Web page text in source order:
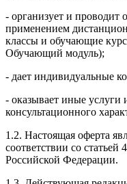
- организует и проводит
применением
классы и обучающие
Обучающий модуль);
- дает индивидуальные
- оказывает иные
консультационного
1.2. Настоящая оферта
соответствии со статьей
Российской Федерации.